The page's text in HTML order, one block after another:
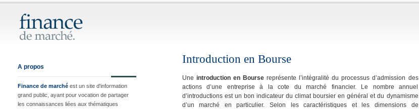
A propos
Finance de marchéest un site d'information
grand public, ayant pour vocation de partager
les connaissances liées aux thématiques
Introduction en Bourse
Une introduction en Boursereprésente l’intégralité du processus d’admission des
actions d’une entreprise à la cote du marché financier. Le nombre annuel
d’introductions est un bon indicateur du climat boursier en général et du dynamisme
d’un marché en particulier. Selon les caractéristiques et les dimensions de